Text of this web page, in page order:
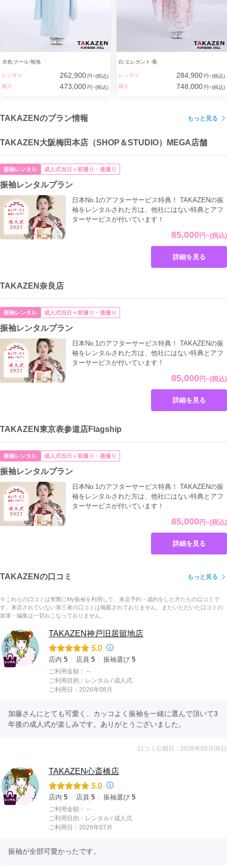
水色 クール 無地
レンタル 262,900 円~(税込)
購入
473,000 円~(税込)
白 エレガント 菊
レンタル 284,900 円~(税込)
購入
748,000 円~(税込)
TAKAZENのプラン情報 もっと見る
TAKAZEN大阪梅田本店（SHOP＆STUDIO）MEGA店舗
振袖レンタル 成人式当日＋前撮り・後撮り
振袖レンタルプラン
85,000 円~(税込)
日本No.1のアフターサービス特典！ TAKAZENの振
袖をレンタルされた方は、他社にはない特典とアフ
ターサービスが付いています！
詳細を見る
TAKAZEN奈良店
振袖レンタル 成人式当日＋前撮り・後撮り
振袖レンタルプラン
85,000 円~(税込)
日本No.1のアフターサービス特典！ TAKAZENの振
袖をレンタルされた方は、他社にはない特典とアフ
ターサービスが付いています！
詳細を見る
TAKAZEN東京表参道店Flagship
振袖レンタル 成人式当日＋前撮り・後撮り
振袖レンタルプラン
85,000 円~(税込)
日本No.1のアフターサービス特典！ TAKAZENの振
袖をレンタルされた方は、他社にはない特典とアフ
ターサービスが付いています！
詳細を見る
TAKAZENの口コミ もっと見る
※これらの口コミは実際にMy振袖を利用して、来店予約・成約をした方たちの口コミで
す。来店されていない第三者の口コミは掲載されておりません。またいただいた口コミの
加筆・編集は一切おこなっておりません。
TAKAZEN神戸旧居留地店
5.0
店内 5 店員 5 振袖選び 5
ご利用金額： --
ご利用目的： レンタル / 成人式
ご利用日：2026年08月
加藤さんにとても可愛く、カッコよく振袖を一緒に選んで頂いて3
年後の成人式が楽しみです。ありがとうございました。
口コミ公開日：2026年08月06日
TAKAZEN心斎橋店
5.0
店内 5 店員 5 振袖選び 5
ご利用金額： --
ご利用目的： レンタル / 成人式
ご利用日：2026年07月
振袖が全部可愛かったです。